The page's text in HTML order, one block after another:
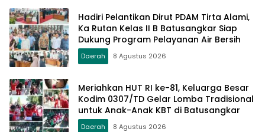
Hadiri Pelantikan Dirut PDAM Tirta Alami,
Ka Rutan Kelas II B Batusangkar Siap
Dukung Program Pelayanan Air Bersih
Daerah 8 Agustus 2026
Meriahkan HUT RI ke-81, Keluarga Besar
Kodim 0307/TD Gelar Lomba Tradisional
untuk Anak-Anak KBT di Batusangkar
Daerah 8 Agustus 2026